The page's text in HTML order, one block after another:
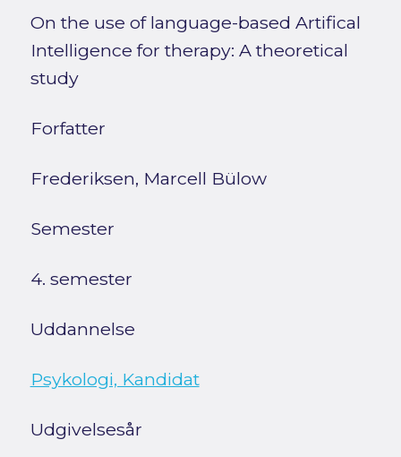
On the use of language-based Artifical
Intelligence for therapy: A theoretical
study
Forfatter
Frederiksen, Marcell Bülow
Semester
4. semester
Uddannelse
Psykologi, Kandidat
Udgivelsesår